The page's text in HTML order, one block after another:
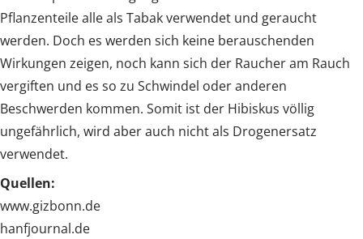
Pflanzenteile alle als Tabak verwendet und geraucht
werden. Doch es werden sich keine berauschenden
Wirkungen zeigen, noch kann sich der Raucher am Rauch
vergiften und es so zu Schwindel oder anderen
Beschwerden kommen. Somit ist der Hibiskus völlig
ungefährlich, wird aber auch nicht als Drogenersatz
verwendet.
Quellen:
www.gizbonn.de
hanfjournal.de